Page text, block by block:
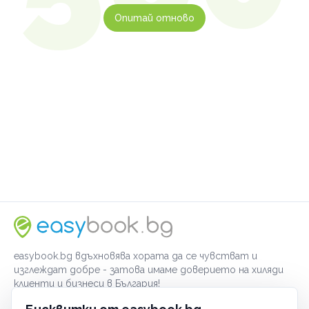
Опитай отново
easybook.bg вдъхновява хората да се чувстват и
изглеждат добре - затова имаме доверието на хиляди
клиенти и бизнеси в България!